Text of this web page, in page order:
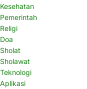
Kesehatan
Pemerintah
Religi
Doa
Sholat
Sholawat
Teknologi
Aplikasi